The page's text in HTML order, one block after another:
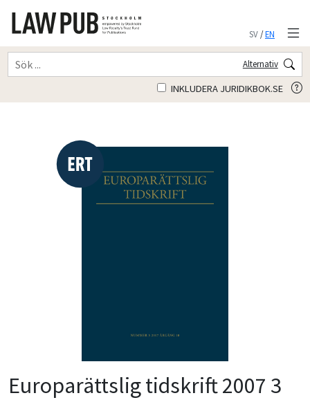
SV/EN
Alternativ
INKLUDERA JURIDIKBOK.SE
Europarättslig tidskrift 2007 3